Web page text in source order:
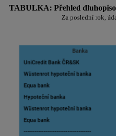
TABULKA: Přehled
Za poslední rok,